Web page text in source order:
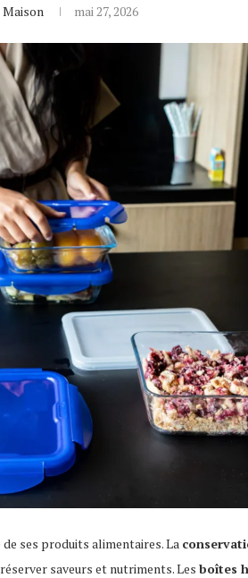
Maison mai 27, 2026
de ses produits alimentaires. La
saveurs et nutriments. Les boîtes